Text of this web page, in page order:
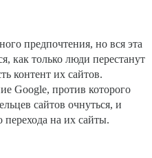
предпочтения, но вся эта
как только люди перестанут
контент их сайтов.
Google, против которого
сайтов очнуться, и
перехода на их сайты.